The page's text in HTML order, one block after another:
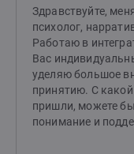
Здравствуйте,
психолог,
Работаю в
Вас
уделяю большое
принятию. С
пришли, можете
понимание и